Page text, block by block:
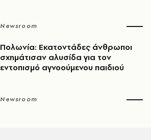
Newsroom
Πολωνία: Εκατοντάδες άνθρωποι
σχημάτισαν αλυσίδα για τον
εντοπισμό αγνοούμενου παιδιού
Newsroom